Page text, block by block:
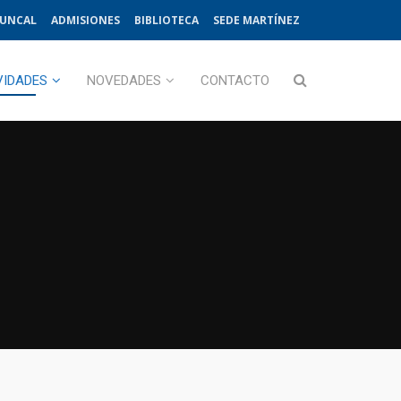
ADMISIONES BIBLIOTECA SEDE MARTÍNEZ
NOVEDADES CONTACTO